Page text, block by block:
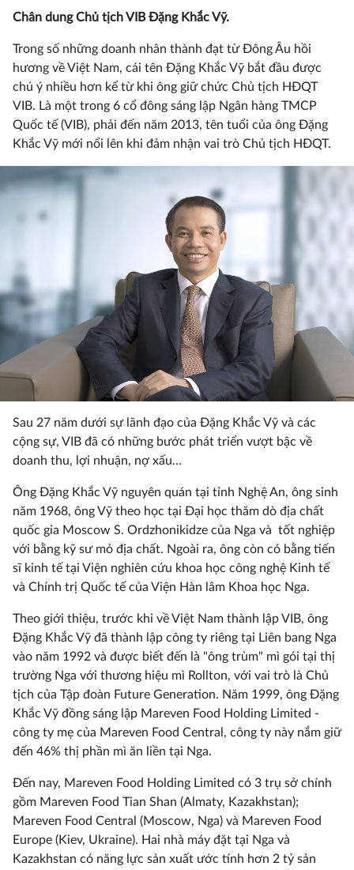
Chân dung Chủ tịch VIB Đặng Khắc Vỹ.
Trong số những doanh nhân thành đạt từ Đông Âu hồi
hương về Việt Nam, cái tên Đặng Khắc Vỹ bắt đầu được
chú ý nhiều hơn kể từ khi ông giữ chức Chủ tịch HĐQT
VIB. Là một trong 6 cổ đông sáng lập Ngân hàng TMCP
Quốc tế (VIB), phải đến năm 2013, tên tuổi của ông Đặng
Khắc Vỹ mới nổi lên khi đảm nhận vai trò Chủ tịch HĐQT.
Sau 27 năm dưới sự lãnh đạo của Đặng Khắc Vỹ và các
cộng sự, VIB đã có những bước phát triển vượt bậc về
doanh thu, lợi nhuận, nợ xấu…
Ông Đặng Khắc Vỹ nguyên quán tại tỉnh Nghệ An, ông sinh
năm 1968, ông Vỹ theo học tại Đại học thăm dò địa chất
quốc gia Moscow S. Ordzhonikidze của Nga và tốt nghiệp
với bằng kỹ sư mỏ địa chất. Ngoài ra, ông còn có bằng tiến
sĩ kinh tế tại Viện nghiên cứu khoa học công nghệ Kinh tế
và Chính trị Quốc tế của Viện Hàn lâm Khoa học Nga.
Theo giới thiệu, trước khi về Việt Nam thành lập VIB, ông
Đặng Khắc Vỹ đã thành lập công ty riêng tại Liên bang Nga
vào năm 1992 và được biết đến là "ông trùm" mì gói tại thị
trường Nga với thương hiệu mì Rollton, với vai trò là Chủ
tịch của Tập đoàn Future Generation. Năm 1999, ông Đặng
Khắc Vỹ đồng sáng lập Mareven Food Holding Limited -
công ty mẹ của Mareven Food Central, công ty này nắm giữ
đến 46% thị phần mì ăn liền tại Nga.
Đến nay, Mareven Food Holding Limited có 3 trụ sở chính
gồm Mareven Food Tian Shan (Almaty, Kazakhstan);
Mareven Food Central (Moscow, Nga) và Mareven Food
Europe (Kiev, Ukraine). Hai nhà máy đặt tại Nga và
Kazakhstan có năng lực sản xuất ước tính hơn 2 tỷ sản